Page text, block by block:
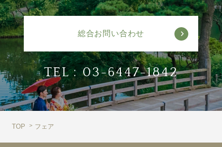
総合お問い合わせ
TEL :03-6447-1842
TOP フェア